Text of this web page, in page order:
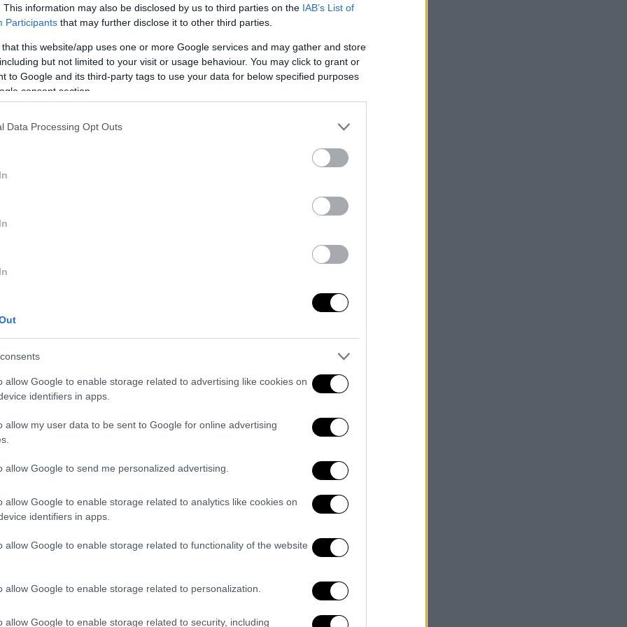
This information may also be disclosed by us to third parties on the IAB’s List of
Participants that may further disclose it to other third parties.
this website/app uses one or more Google services and may gather and store
but not limited to your visit or usage behaviour. You may click to grant or
to Google and its third-party tags to use your data for below specified purposes
consent section.
Data Processing Opt Outs
allow Google to enable storage related to advertising like cookies on
identifiers in apps.
allow my user data to be sent to Google for online advertising
allow Google to send me personalized advertising.
allow Google to enable storage related to analytics like cookies on
identifiers in apps.
allow Google to enable storage related to functionality of the website
allow Google to enable storage related to personalization.
allow Google to enable storage related to security, including
ασθενών και στις δύο πλευρές του
Ευρωπαϊκής Ένωσης. ΗΕΕέχει δώσει
διαπραγμάτευσης με τιςΗΠΑ,
μας για διάλογο, σταθερότητα και μια
σχέση. Παραμένουμε έτοιμοι να
έως την 1η Αυγούστου.
συνεχίζουμε να εμβαθύνουμε τις
30% στις εισαγωγές ευρωπαϊκών
της Ευρωπαϊκής Επιτροπής.
του δασμού εισαγωγής από τις ΗΠΑ
- Τροφοδοτούν τον
στήριξή του στηνΟύρσουλα Φον ντερ
για την επίτευξη μιας δίκαιης
του στα μέσα κοινωνικής